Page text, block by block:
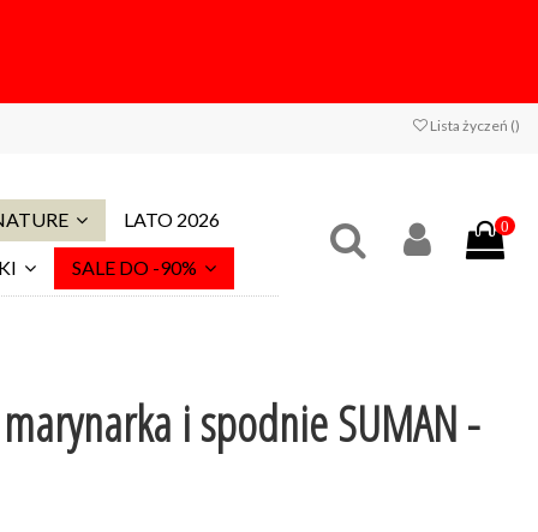
Lista życzeń ()
LATO 2026
SALE DO -90%
0
i spodnie SUMAN -